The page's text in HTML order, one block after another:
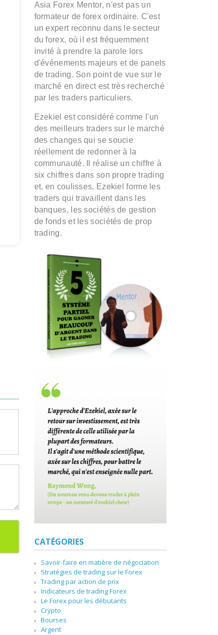
Asia Forex Mentor, n'est pas un
formateur de forex ordinaire. C'est
un expert reconnu dans le secteur
du forex, où il est fréquemment
invité à prendre la parole lors
d'événements majeurs et de panels
de trading. Son point de vue sur le
marché en direct est très recherché
par les traders particuliers.
Ezekiel est considéré comme l'un
des meilleurs traders sur le marché
des changes qui se soucie
réellement de redonner à la
communauté. Il réalise un chiffre à
six chiffres dans son propre trading
et, en coulisses, Ezekiel forme les
traders qui travaillent dans les
banques, les sociétés de gestion
de fonds et les sociétés de prop
trading.
CATÉGORIES
Savoir-faire en matière de négociation
Stratégies de trading sur le Forex
Trading par action de prix
Indicateurs de trading Forex
Le Forex pour les débutants
Crypto
Bourses
Argent